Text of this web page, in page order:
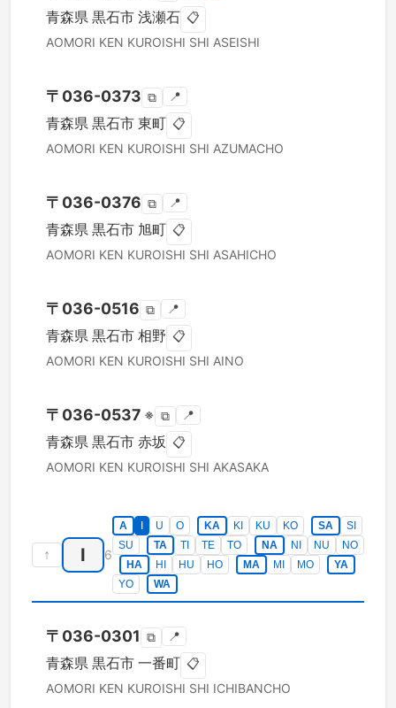
青森県 黒石市 浅瀬石 📋
AOMORI KEN KUROISHI SHI ASEISHI
〒 036-0373 ⧉ 📍
青森県 黒石市 東町 📋
AOMORI KEN KUROISHI SHI AZUMACHO
〒 036-0376 ⧉ 📍
青森県 黒石市 旭町 📋
AOMORI KEN KUROISHI SHI ASAHICHO
〒 036-0516 ⧉ 📍
青森県 黒石市 相野 📋
AOMORI KEN KUROISHI SHI AINO
〒 036-0537 ※ ⧉ 📍
青森県 黒石市 赤坂 📋
AOMORI KEN KUROISHI SHI AKASAKA
↑ I 6
A U O KA KI KU KO SA
SI
SU
TA TI TE TO NA NI NU
NO
HA
HI HU HO MA MI MO
YA
YO
WA
〒 036-0301 ⧉ 📍
青森県 黒石市 一番町 📋
AOMORI KEN KUROISHI SHI ICHIBANCHO